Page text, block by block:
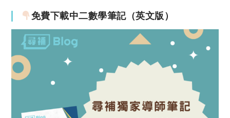
免費下載中二數學筆記（英文版）